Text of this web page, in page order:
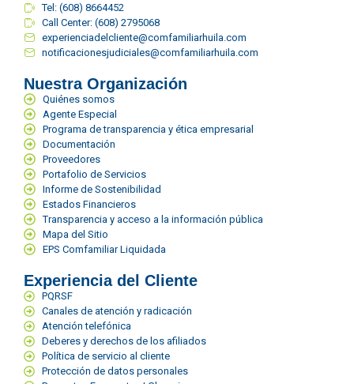
Tel: (608) 8664452
Call Center: (608) 2795068
experienciadelcliente@comfamiliarhuila.com
notificacionesjudiciales@comfamiliarhuila.com
Nuestra Organización
Quiénes somos
Agente Especial
Programa de transparencia y ética empresarial
Documentación
Proveedores
Portafolio de Servicios
Informe de Sostenibilidad
Estados Financieros
Transparencia y acceso a la información pública
Mapa del Sitio
EPS Comfamiliar Liquidada
Experiencia del Cliente
PQRSF
Canales de atención y radicación
Atención telefónica
Deberes y derechos de los afiliados
Política de servicio al cliente
Protección de datos personales